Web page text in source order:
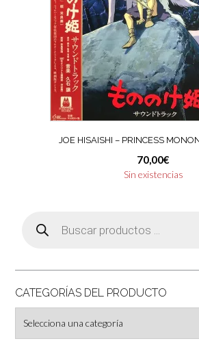
JOE HISAISHI – PRINCESS
70,00€
Sin existencias
productos
CATEGORÍAS DEL PRODUCTO